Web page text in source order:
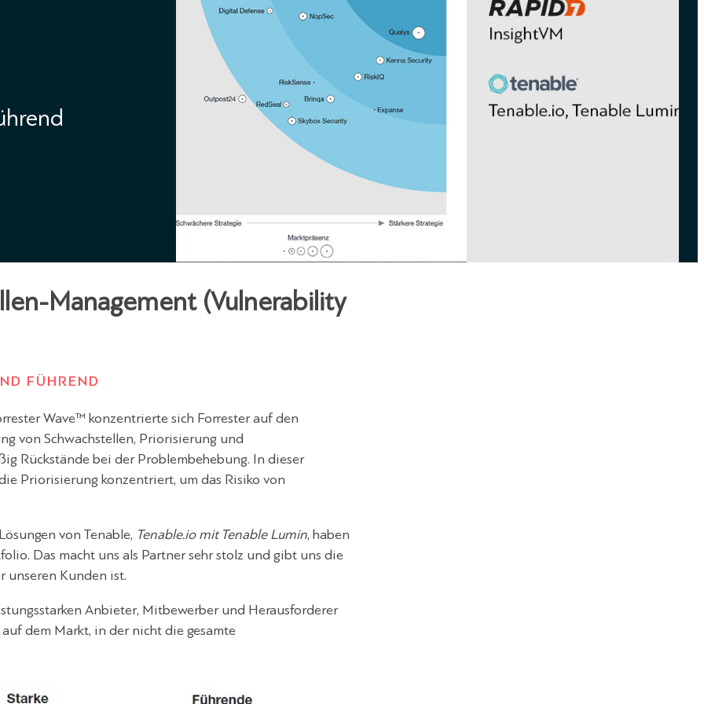
Management (Vulnerability
FÜHREND
Wave™ konzentrierte sich Forrester auf den
von Schwachstellen, Priorisierung und
Rückstände bei der Problembehebung. In dieser
Priorisierung konzentriert, um das Risiko von
von Tenable, Tenable.io mit Tenable Lumin, haben
Das macht uns als Partner sehr stolz und gibt uns die
unseren Kunden ist.
Anbieter, Mitbewerber und Herausforderer
dem Markt, in der nicht die gesamte